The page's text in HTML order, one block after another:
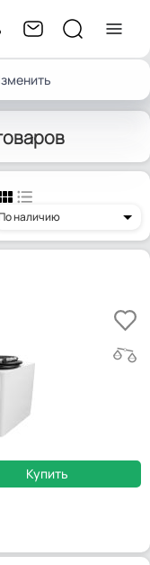
наличию
Купить